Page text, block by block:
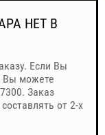
НЕТ В
Если Вы
Вы можете
Заказ
от 2-х